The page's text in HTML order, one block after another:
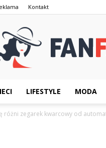
Kontakt
LIFESTYLE MODA
różni zegarek kwarcowy od